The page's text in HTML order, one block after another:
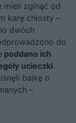
mieli zginąć od
karę chłosty –
dwóch
do
poddano ich
ucieczki.
bajkę o
–